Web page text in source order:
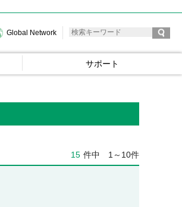
Global Network
サポート
15 件中 1～10件